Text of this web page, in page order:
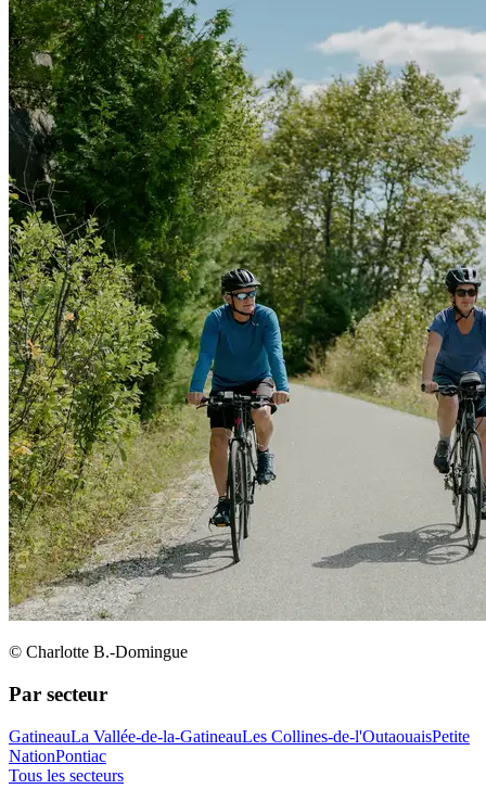
© Charlotte B.-Domingue
Par secteur
GatineauLa Vallée-de-la-GatineauLes Collines-de-l'OutaouaisPetite
NationPontiac
Tous les secteurs